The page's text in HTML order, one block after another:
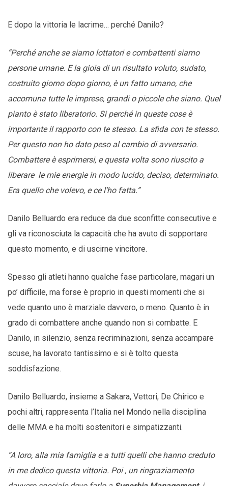
E dopo la vittoria le lacrime… perché Danilo?
“Perché anche se siamo lottatori e combattenti siamo
persone umane. E la gioia di un risultato voluto, sudato,
costruito giorno dopo giorno, è un fatto umano, che
accomuna tutte le imprese, grandi o piccole che siano. Quel
pianto è stato liberatorio. Si perché in queste cose è
importante il rapporto con te stesso. La sfida con te stesso.
Per questo non ho dato peso al cambio di avversario.
Combattere è esprimersi, e questa volta sono riuscito a
liberare le mie energìe in modo lucido, deciso, determinato.
Era quello che volevo, e ce l’ho fatta.”
Danilo Belluardo era reduce da due sconfitte consecutive e
gli va riconosciuta la capacità che ha avuto di sopportare
questo momento, e di uscirne vincitore.
Spesso gli atleti hanno qualche fase particolare, magari un
po’ difficile, ma forse è proprio in questi momenti che si
vede quanto uno è marziale davvero, o meno. Quanto è in
grado di combattere anche quando non si combatte. E
Danilo, in silenzio, senza recriminazioni, senza accampare
scuse, ha lavorato tantissimo e si è tolto questa
soddisfazione.
Danilo Belluardo, insieme a Sakara, Vettori, De Chirico e
pochi altri, rappresenta l’Italia nel Mondo nella disciplina
delle MMA e ha molti sostenitori e simpatizzanti.
“A loro, alla mia famiglia e a tutti quelli che hanno creduto
in me dedico questa vittoria. Poi , un ringraziamento